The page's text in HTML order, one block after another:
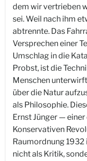
dem wir vertrieben
sei. Weil nach ihm
abtrennte. Das
Versprechen einer
Umschlag in die
Probst, ist die
Menschen
über die Natur
als Philosophie.
Ernst Jünger —
Konservativen
Raumordnung 1932
nicht als Kritik,